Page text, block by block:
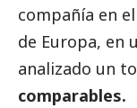
compañía en
de Europa, en
analizado un
comparables.